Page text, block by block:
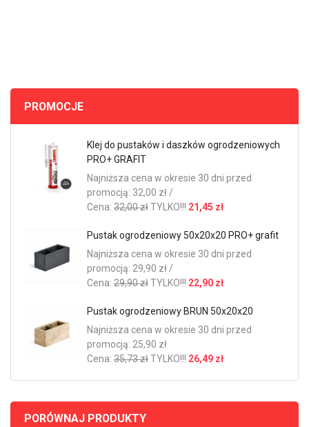
PROMOCJE
Klej do pustaków i daszków ogrodzeniowych
PRO+ GRAFIT
Najniższa cena w okresie 30 dni przed
promocją: 32,00 zł /
Cena: 32,00 złTYLKO!!! 21,45 zł
Pustak ogrodzeniowy 50x20x20 PRO+ grafit
Najniższa cena w okresie 30 dni przed
promocją: 29,90 zł /
Cena: 29,90 złTYLKO!!! 22,90 zł
Pustak ogrodzeniowy BRUN 50x20x20
Najniższa cena w okresie 30 dni przed
promocją: 25,90 zł
Cena: 35,73 złTYLKO!!! 26,49 zł
PORÓWNAJ PRODUKTY